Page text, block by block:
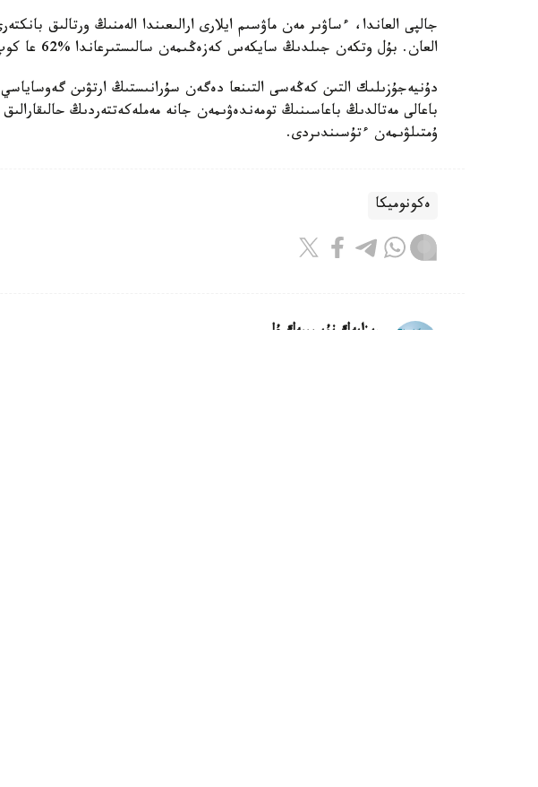
العان. بۇل وتكەن جىلدىڭ سايكەس كەزەڭىمەن سالىستىرعاندا %62 عا كوپ.
دۇنيەجۇزىلىك التىن كەڭەسى التىنعا دەگەن سۇرانىستىڭ ارتۋىن
باعالى مەتالدىڭ باعاسىنىڭ تومەندەۋىمەن جانە مەملەكەتتەردىڭ حالىقارالىق
ۇمتىلۋىمەن ءتۇسىندىردى.
ەكونوميكا
ريزابەك نۇسىپبەك ۇلى